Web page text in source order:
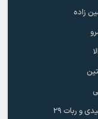
زاده
و ربات ۲۹